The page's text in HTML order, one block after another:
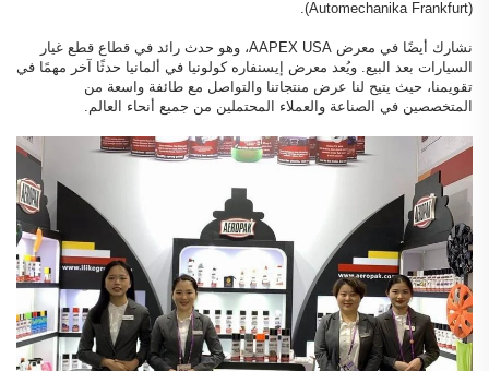
(Automechanika Frankfurt).
نشارك أيضًا في معرض AAPEX USA، وهو حدث رائد في قطاع قطع غيار
السيارات بعد البيع. ويُعد معرض إيسنفاره كولونيا في ألمانيا حدثًا آخر مهمًا في
تقويمنا، حيث يتيح لنا عرض منتجاتنا والتواصل مع طائفة واسعة من
المتخصصين في الصناعة والعملاء المحتملين من جميع أنحاء العالم.